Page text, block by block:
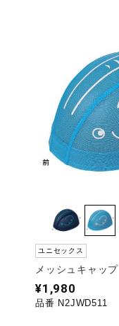
ユニセックス
メッシュキャップ
¥1,980
品番 N2JWD511